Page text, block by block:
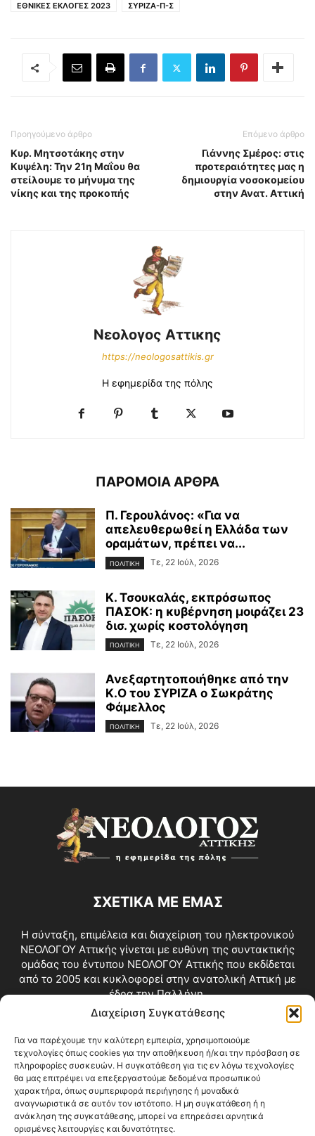
Διαχείριση Συγκατάθεσης
Για να παρέχουμε την καλύτερη εμπειρία, χρησιμοποιούμε
τεχνολογίες όπως cookies για την αποθήκευση ή/και την πρόσβαση σε
πληροφορίες συσκευών. Η συγκατάθεση για τις εν λόγω τεχνολογίες
θα μας επιτρέψει να επεξεργαστούμε δεδομένα προσωπικού
χαρακτήρα, όπως συμπεριφορά περιήγησης ή μοναδικά
αναγνωριστικά σε αυτόν τον ιστότοπο. Η μη συγκατάθεση ή η
ανάκληση της συγκατάθεσης, μπορεί να επηρεάσει αρνητικά
ορισμένες λειτουργίες και δυνατότητες.
ΕΘΝΙΚΕΣ ΕΚΛΟΓΕΣ 2023
ΣΥΡΙΖΑ-Π-Σ
Προηγούμενο άρθρο
Κυρ. Μητσοτάκης στην
Κυψέλη: Την 21η Μαΐου θα
στείλουμε το μήνυμα της
νίκης και της προκοπής
Επόμενο άρθρο
Γιάννης Σμέρος: στις
προτεραιότητες μας η
δημιουργία νοσοκομείου
στην Ανατ. Αττική
Νεολογος Αττικης
https://neologosattikis.gr
Η εφημερίδα της πόλης
ΠΑΡΟΜΟΙΑ ΑΡΘΡΑ
Π. Γερουλάνος: «Για να
απελευθερωθεί η Ελλάδα των
οραμάτων, πρέπει να...
ΠΟΛΙΤΙΚΗ Τε, 22 Ιούλ, 2026
Κ. Τσουκαλάς, εκπρόσωπος
ΠΑΣΟΚ: η κυβέρνηση μοιράζει 23
δισ. χωρίς κοστολόγηση
ΠΟΛΙΤΙΚΗ Τε, 22 Ιούλ, 2026
Ανεξαρτητοποιήθηκε από την
Κ.Ο του ΣΥΡΙΖΑ ο Σωκράτης
Φάμελλος
ΠΟΛΙΤΙΚΗ Τε, 22 Ιούλ, 2026
ΣΧΕΤΙΚΑ ΜΕ ΕΜΑΣ
Η σύνταξη, επιμέλεια και διαχείριση του ηλεκτρονικού
ΝΕΟΛΟΓΟΥ Αττικής γίνεται με ευθύνη της συντακτικής
ομάδας του έντυπου ΝΕΟΛΟΓΟΥ Αττικής που εκδίδεται
από το 2005 και κυκλοφορεί στην ανατολική Αττική με
έδρα την Παλλήνη.
Επικοινωνία:info@neologosattikis.gr
ΑΚΟΛΟΥΘΗΣΕ ΜΑΣ